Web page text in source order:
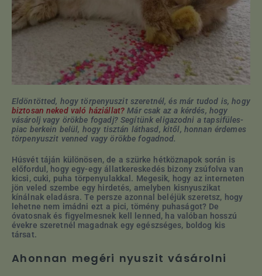
Eldöntötted, hogy törpenyuszit szeretnél, és már tudod is, hogy
biztosan neked való háziállat?Már csak az a kérdés, hogy
vásárolj vagy örökbe fogadj? Segítünk eligazodni a tapsifüles-
piac berkein belül, hogy tisztán láthasd, kitől, honnan érdemes
törpenyuszit venned vagy örökbe fogadnod.
Húsvét táján különösen, de a szürke hétköznapok során is
előfordul, hogy egy-egy állatkereskedés bizony zsúfolva van
kicsi, cuki, puha törpenyulakkal. Megesik, hogy az interneten
jön veled szembe egy hirdetés, amelyben kisnyuszikat
kínálnak eladásra. Te persze azonnal beléjük szeretsz, hogy
lehetne nem imádni ezt a pici, tömény puhaságot? De
óvatosnak és figyelmesnek kell lenned, ha valóban hosszú
évekre szeretnél magadnak egy egészséges, boldog kis
társat.
Ahonnan megéri nyuszit vásárolni